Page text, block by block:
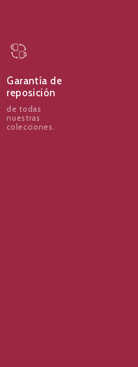
Garantía de
reposición
de todas
nuestras
colecciones.